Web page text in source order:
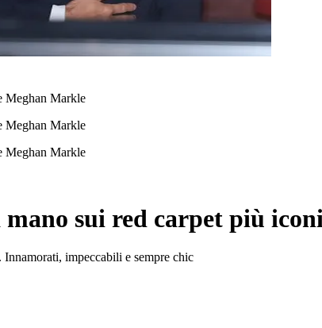
Meghan Markle
Meghan Markle
Meghan Markle
sui red carpet più
impeccabili e sempre chic